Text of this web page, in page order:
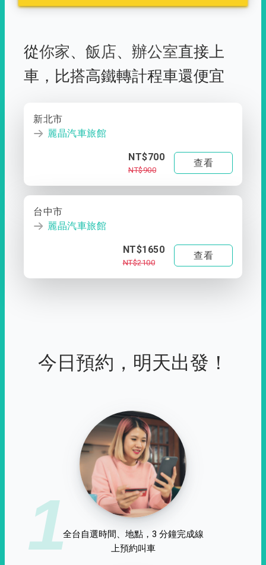
從你家、 飯店、 辦公室直接上
車， 比搭高鐵轉計程車還便宜
新北市
麗晶汽車旅館
NT$700
NT$900
查看
台中市
麗晶汽車旅館
NT$1650
NT$2100
查看
今日預約，明天出發！
1全台自選時間、地點，3 分鐘完成線
上預約叫車